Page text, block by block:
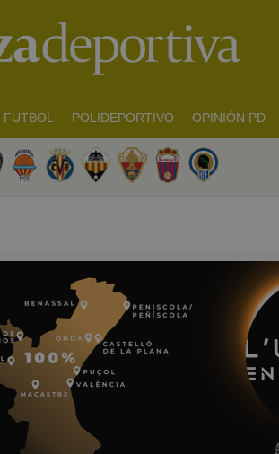
FUTBOL POLIDEPORTIVO OPINIÓN PD